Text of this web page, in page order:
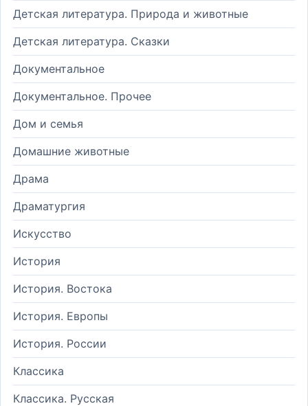
Детская литература. Природа и животные
Детская литература. Сказки
Документальное
Документальное. Прочее
Дом и семья
Домашние животные
Драма
Драматургия
Искусство
История
История. Востока
История. Европы
История. России
Классика
Классика. Русская